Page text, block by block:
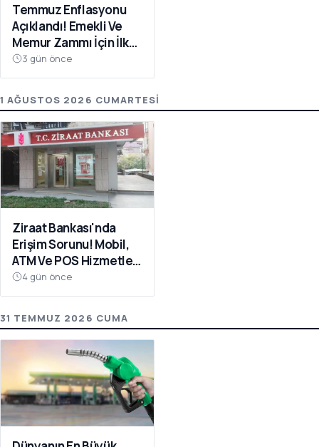
Temmuz Enflasyonu
Açıklandı! Emekli Ve
Memur Zammı İçin İlk
Veri3 gün önce
1 AĞUSTOS 2026 CUMARTESI
Ziraat Bankası'nda
Erişim Sorunu! Mobil,
ATM Ve POS Hizmetleri
Çöktü
4 gün önce
31 TEMMUZ 2026 CUMA